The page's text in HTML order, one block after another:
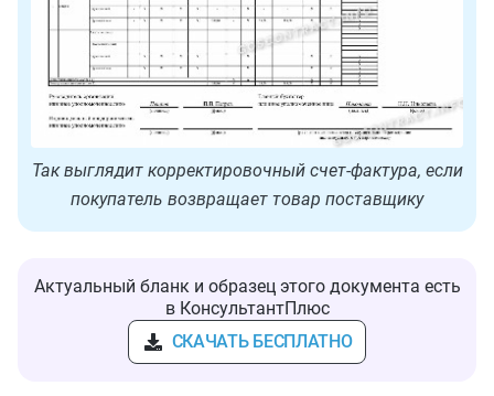
Так выглядит корректировочный счет-фактура, если
покупатель возвращает товар поставщику
Актуальный бланк и образец этого документа есть
в КонсультантПлюс
СКАЧАТЬ БЕСПЛАТНО